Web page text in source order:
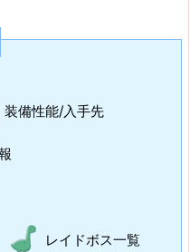
装備性能/入手先
レイドボス一覧